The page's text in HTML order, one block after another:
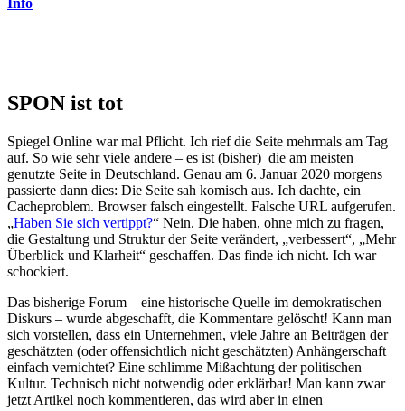
Info
SPON ist tot
Spiegel Online war mal Pflicht. Ich rief die Seite mehrmals am Tag
auf. So wie sehr viele andere – es ist (bisher) die am meisten
genutzte Seite in Deutschland. Genau am 6. Januar 2020 morgens
passierte dann dies: Die Seite sah komisch aus. Ich dachte, ein
Cacheproblem. Browser falsch eingestellt. Falsche URL aufgerufen.
„Haben Sie sich vertippt?“ Nein. Die haben, ohne mich zu fragen,
die Gestaltung und Struktur der Seite verändert, „verbessert“, „Mehr
Überblick und Klarheit“ geschaffen. Das finde ich nicht. Ich war
schockiert.
Das bisherige Forum – eine historische Quelle im demokratischen
Diskurs – wurde abgeschafft, die Kommentare gelöscht! Kann man
sich vorstellen, dass ein Unternehmen, viele Jahre an Beiträgen der
geschätzten (oder offensichtlich nicht geschätzten) Anhängerschaft
einfach vernichtet? Eine schlimme Mißachtung der politischen
Kultur. Technisch nicht notwendig oder erklärbar! Man kann zwar
jetzt Artikel noch kommentieren, das wird aber in einen